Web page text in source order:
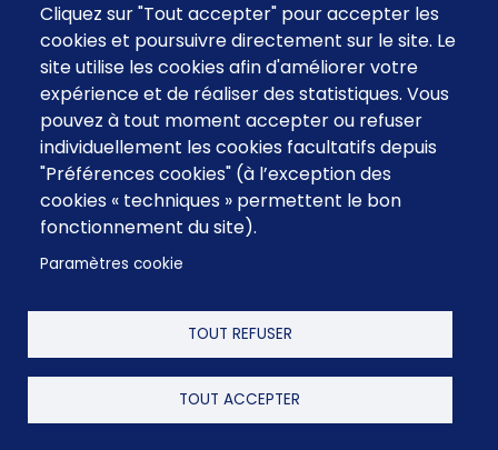
Cliquez sur "Tout accepter" pour accepter les
cookies et poursuivre directement sur le site. Le
site utilise les cookies afin d'améliorer votre
expérience et de réaliser des statistiques. Vous
pouvez à tout moment accepter ou refuser
individuellement les cookies facultatifs depuis
"Préférences cookies" (à l’exception des
cookies « techniques » permettent le bon
fonctionnement du site).
Paramètres cookie
TOUT REFUSER
TOUT ACCEPTER
Menu
footer
CGV
Mentions Légales